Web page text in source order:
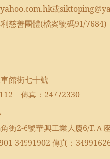
或
慈善團體(檔案號碼91/7684)
館街七十號
傳真： 24772330
街2-6號華興工業大廈6/F.Ａ
34991902 傳真：